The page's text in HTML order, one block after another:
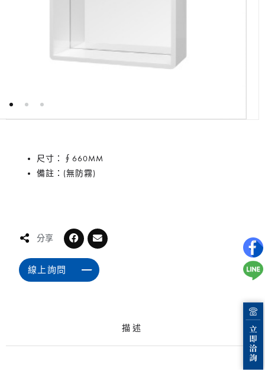
尺寸：∮660MM
備註：(無防霧)
分享
線上詢問
描述